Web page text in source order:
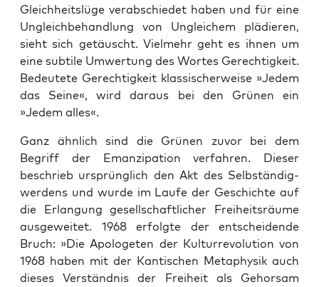
Gleich­heits­lü­ge ver­ab­schie­det haben und für eine
Ungleich­be­hand­lung von Unglei­chem plä­die­ren,
sieht sich getäuscht. Viel­mehr geht es ihnen um
eine sub­ti­le Umwer­tung des Wor­tes Gerech­tig­keit.
Bedeu­te­te Gerech­tig­keit klas­si­scher­wei­se »Jedem
das Sei­ne«, wird dar­aus bei den Grü­nen ein
»Jedem alles«.
Ganz ähn­lich sind die Grü­nen zuvor bei dem
Begriff der Eman­zi­pa­ti­on ver­fah­ren. Die­ser
beschrieb ursprüng­lich den Akt des Selb­stän­dig­
wer­dens und wur­de im Lau­fe der Geschich­te auf
die Erlan­gung gesell­schaft­li­cher Frei­heits­räu­me
aus­ge­wei­tet. 1968 erfolg­te der ent­schei­den­de
Bruch: »Die Apo­lo­ge­ten der Kul­tur­re­vo­lu­ti­on von
1968 haben mit der Kan­ti­schen Meta­phy­sik auch
die­ses Ver­ständ­nis der Frei­heit als Gehor­sam